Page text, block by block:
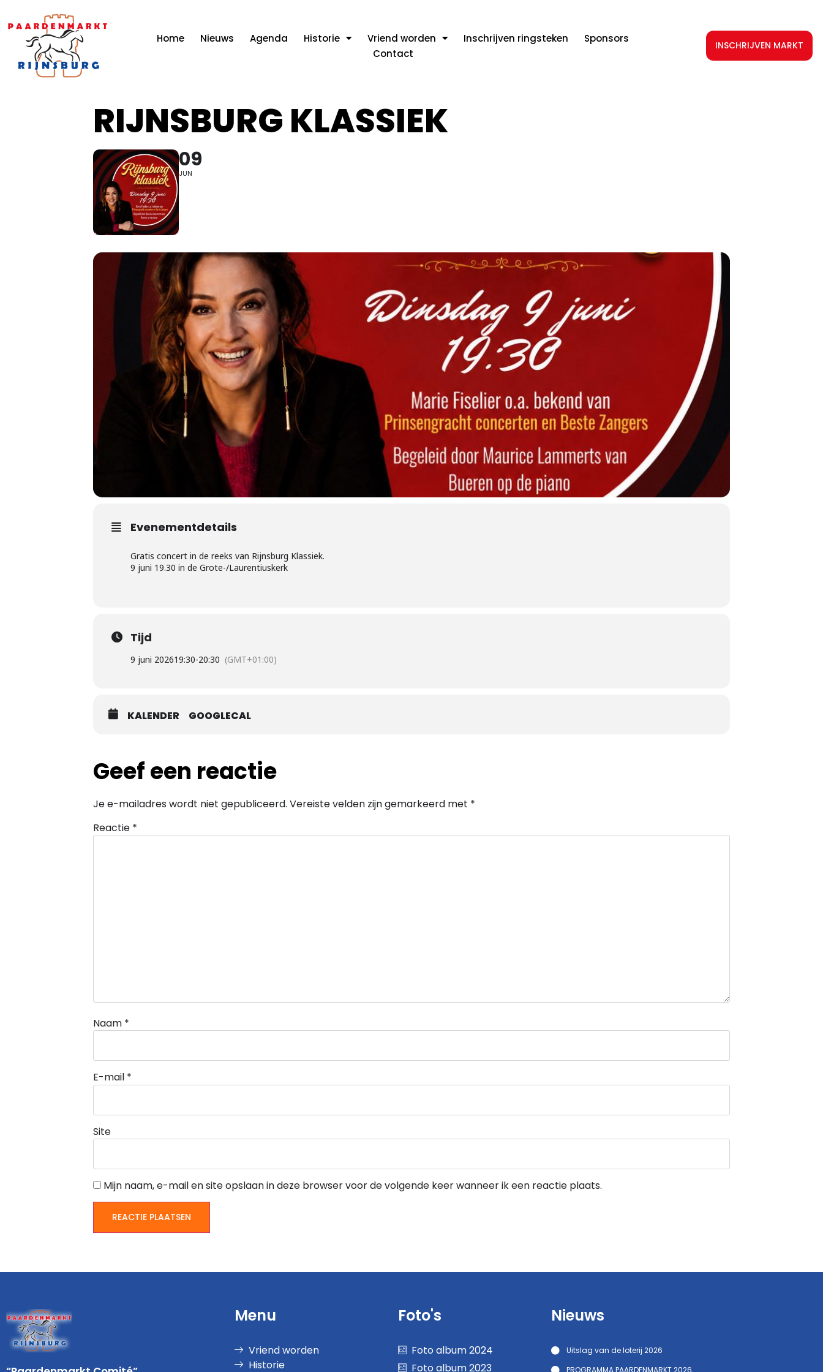
Home Nieuws Agenda Historie Vriend worden Inschrijven ringsteken
Sponsors
Contact
INSCHRIJVEN MARKT
RIJNSBURG KLASSIEK
09
JUN
Evenementdetails
Gratis concert in de reeks van Rijnsburg Klassiek.
9 juni 19.30 in de Grote-/Laurentiuskerk
Tijd
9 juni 202619:30-20:30 (GMT+01:00)
KALENDER GOOGLECAL
Geef een reactie
Je e-mailadres wordt niet gepubliceerd. Vereiste velden zijn gemarkeerd met *
Reactie *
Naam *
E-mail *
Site
Mijn naam, e-mail en site opslaan in deze browser voor de volgende keer wanneer ik een reactie plaats.
Menu
Vriend worden
Historie
Foto's
Foto album 2024
Foto album 2023
Nieuws
Uitslag van de loterij 2026